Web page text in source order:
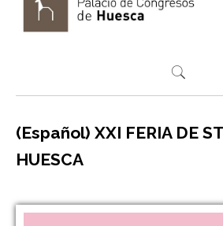
(Español) XXI FERIA DE
HUESCA